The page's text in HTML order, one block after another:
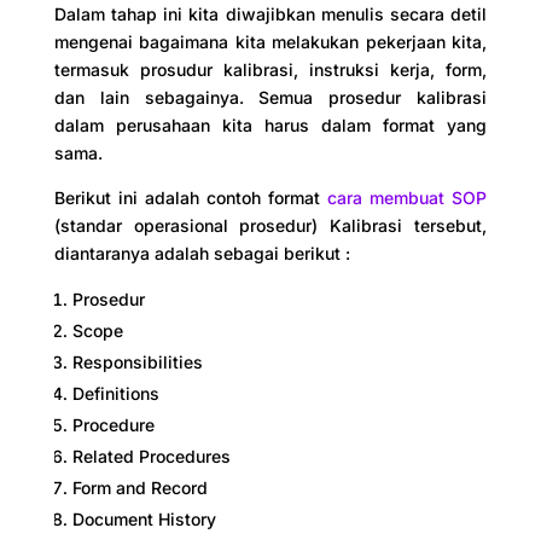
Dalam tahap ini kita diwajibkan menulis secara detil
mengenai bagaimana kita melakukan pekerjaan kita,
termasuk prosudur kalibrasi, instruksi kerja, form,
dan lain sebagainya. Semua prosedur kalibrasi
dalam perusahaan kita harus dalam format yang
sama.
Berikut ini adalah contoh formatcara membuat SOP
(standar operasional prosedur) Kalibrasi tersebut,
diantaranya adalah sebagai berikut :
Prosedur
Scope
Responsibilities
Definitions
Procedure
Related Procedures
Form and Record
Document History